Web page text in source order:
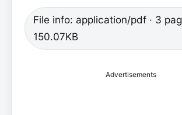
File info: application/pdf · 3
150.07KB
Advertisements